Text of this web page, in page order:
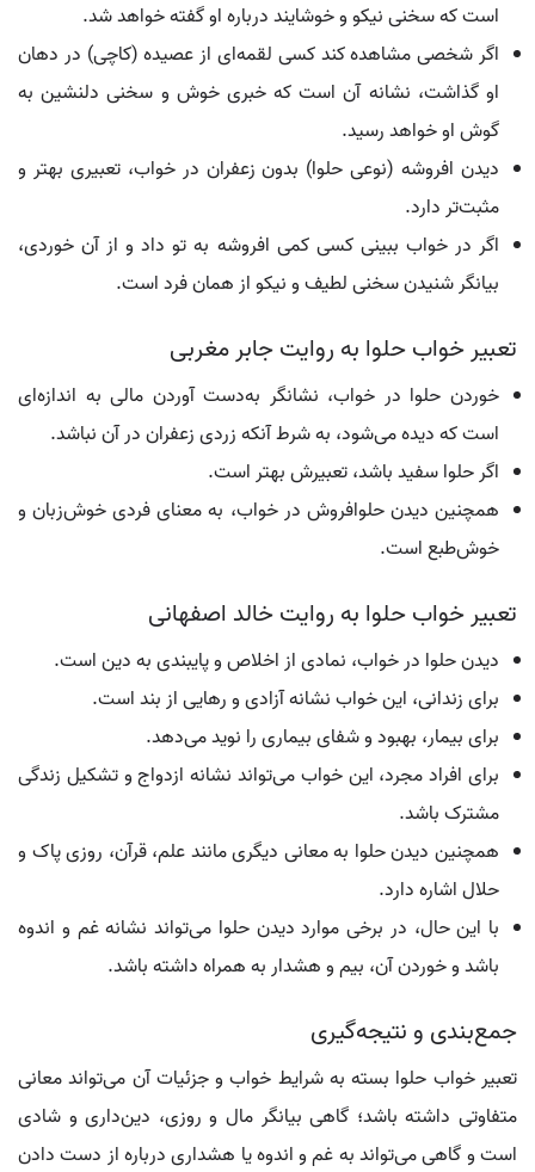
است که سخنی نیکو و خوشایند درباره او گفته خواهد شد.
اگر شخصی مشاهده کند کسی لقمه‌ای از عصیده (کاچی) در دهان
او گذاشت، نشانه آن است که خبری خوش و سخنی دلنشین به
گوش او خواهد رسید.
دیدن افروشه (نوعی حلوا) بدون زعفران در خواب، تعبیری بهتر و
مثبت‌تر دارد.
اگر در خواب ببینی کسی کمی افروشه به تو داد و از آن خوردی،
بیانگر شنیدن سخنی لطیف و نیکو از همان فرد است.
تعبیر خواب حلوا به روایت جابر مغربی
خوردن حلوا در خواب، نشانگر به‌دست آوردن مالی به اندازه‌ای
است که دیده می‌شود، به شرط آنکه زردی زعفران در آن نباشد.
اگر حلوا سفید باشد، تعبیرش بهتر است.
همچنین دیدن حلوافروش در خواب، به معنای فردی خوش‌زبان و
خوش‌طبع است.
تعبیر خواب حلوا به روایت خالد اصفهانی
دیدن حلوا در خواب، نمادی از اخلاص و پایبندی به دین است.
برای زندانی، این خواب نشانه آزادی و رهایی از بند است.
برای بیمار، بهبود و شفای بیماری را نوید می‌دهد.
برای افراد مجرد، این خواب می‌تواند نشانه ازدواج و تشکیل زندگی
مشترک باشد.
همچنین دیدن حلوا به معانی دیگری مانند علم، قرآن، روزی پاک و
حلال اشاره دارد.
با این حال، در برخی موارد دیدن حلوا می‌تواند نشانه غم و اندوه
باشد و خوردن آن، بیم و هشدار به همراه داشته باشد.
جمع‌بندی و نتیجه‌گیری
تعبیر خواب حلوا بسته به شرایط خواب و جزئیات آن می‌تواند معانی
متفاوتی داشته باشد؛ گاهی بیانگر مال و روزی، دین‌داری و شادی
است و گاهی می‌تواند به غم و اندوه یا هشداری درباره از دست دادن